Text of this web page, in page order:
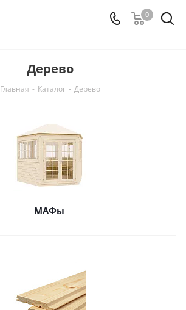
0
Дерево
Главная - Каталог - Дерево
МАФы